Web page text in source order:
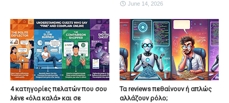
June 14, 2026
4 κατηγορίες πελατών που σου
λένε «όλα καλά» και σε
Τα reviews πεθαίνουν ή απλώς
αλλάζουν ρόλο;